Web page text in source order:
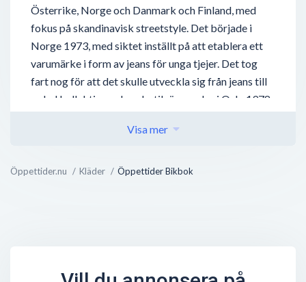
Öppettider.nu Kläder Öppettider Bikbok
Österrike, Norge och Danmark och Finland, med
fokus på skandinavisk streetstyle. Det började i
Norge 1973, med siktet inställt på att etablera ett
varumärke i form av jeans för unga tjejer. Det tog
fart nog för att det skulle utveckla sig från jeans till
en hel kollektion och en butik öppnades i Oslo 1978.
BikBok tillhör norska Varner-Gruppen. Denna
Visa mer